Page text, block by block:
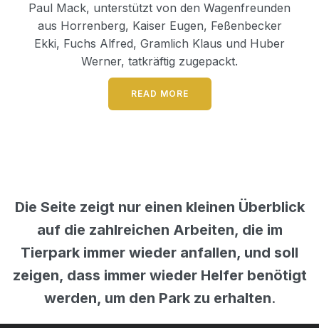
Paul Mack, unterstützt von den Wagenfreunden
aus Horrenberg, Kaiser Eugen, Feßenbecker
Ekki, Fuchs Alfred, Gramlich Klaus und Huber
Werner, tatkräftig zugepackt.
READ MORE
Die Seite zeigt nur einen kleinen Überblick
auf die zahlreichen Arbeiten, die im
Tierpark immer wieder anfallen, und soll
zeigen, dass immer wieder Helfer benötigt
werden, um den Park zu erhalten.